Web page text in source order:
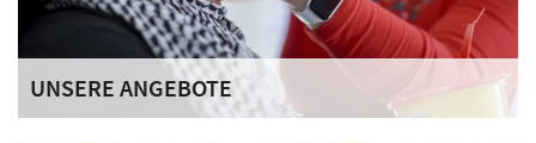
UNSERE ANGEBOTE